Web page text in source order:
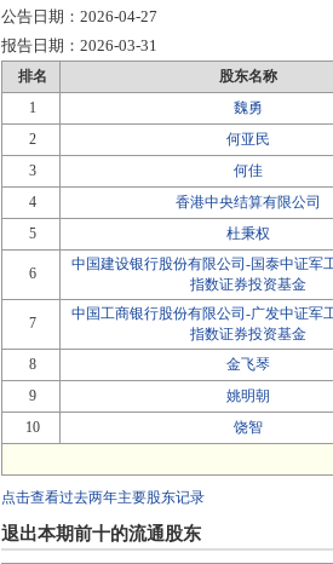
公告日期： 2026-04-27
报告日期： 2026-03-31
排名
股东名称
1
魏勇
2
何亚民
3
何佳
4
香港中央结算有限公司
5
杜秉权
6
中国建设银行股份有限公司-国泰中证军
指数证券投资基金
7
中国工商银行股份有限公司-广发中证军
指数证券投资基金
8
金飞琴
9
姚明朝
10
饶智
点击查看过去两年主要股东记录
退出本期前十的流通股东